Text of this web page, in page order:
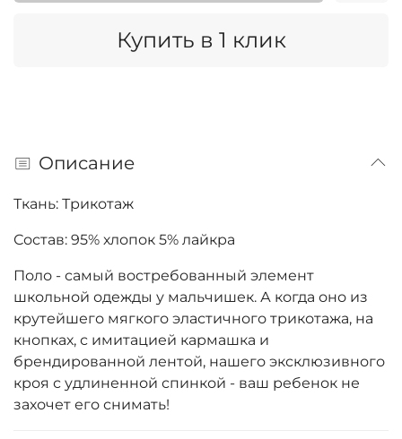
Купить в 1 клик
Описание
Ткань: Трикотаж
Состав: 95% хлопок 5% лайкра
Поло - самый востребованный элемент
школьной одежды у мальчишек. А когда оно из
крутейшего мягкого эластичного трикотажа, на
кнопках, с имитацией кармашка и
брендированной лентой, нашего эксклюзивного
кроя с удлиненной спинкой - ваш ребенок не
захочет его снимать!